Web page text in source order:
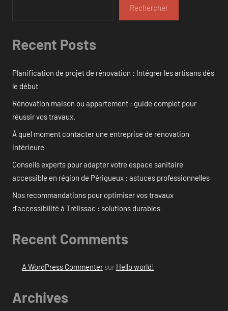
Rechercher
Recent Posts
Planification de projet de rénovation : Intégrer les artisans dès
le début
Rénovation maison ou appartement : guide complet pour
réussir vos travaux.
À quel moment contacter une entreprise de rénovation
intérieure
Conseils experts pour adapter votre espace sanitaire
accessible en région de Périgueux : astuces professionnelles
Nos recommandations pour optimiser vos travaux
d’accessibilité à Trélissac : solutions durables
Recent Comments
A WordPress Commentersur Hello world!
Archives